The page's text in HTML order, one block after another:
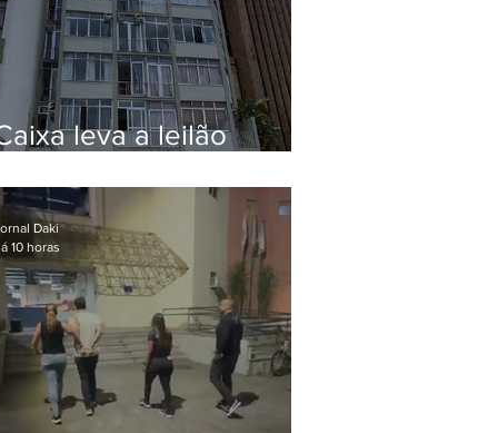
leva a leilão
em Botafogo
Daki
10 horas